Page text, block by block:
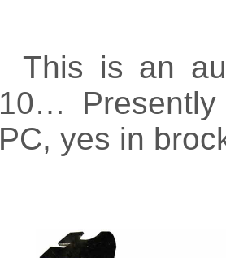
This is an
10…
PC, yes in